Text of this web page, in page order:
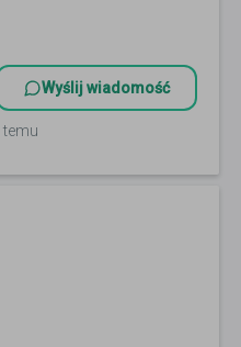
Wyślij wiadomość
temu